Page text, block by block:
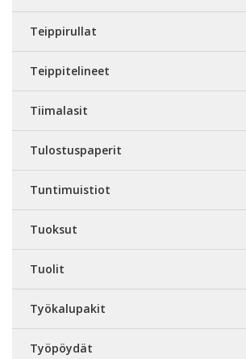
Teippirullat
Teippitelineet
Tiimalasit
Tulostuspaperit
Tuntimuistiot
Tuoksut
Tuolit
Työkalupakit
Työpöydät